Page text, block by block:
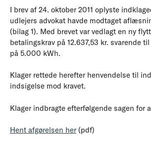
I brev af 24. oktober 2011 oplyste
udlejers advokat havde modtaget
(bilag 1). Med brevet var vedlagt en ny
betalingskrav på 12.637,53 kr. svarende
på 5.000 kWh.
Klager rettede herefter henvendelse til
indsigelse mod kravet.
Klager indbragte efterfølgende sagen for
Hent afgørelsen her (pdf)